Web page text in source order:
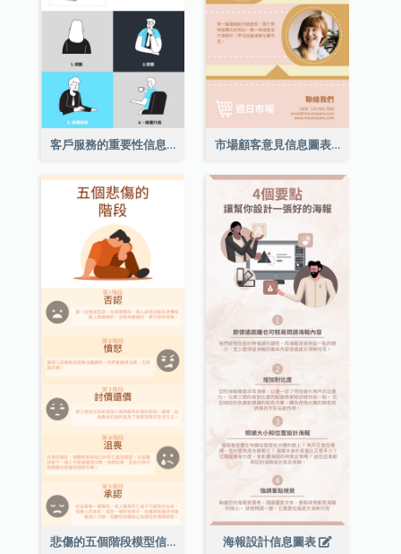
客戶服務的重要性信息圖表 市場顧客意見信息圖表
悲傷的五個階段模型信息圖表 海報設計信息圖表